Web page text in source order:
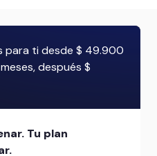
para ti desde $ 49.900
después $
Tu plan